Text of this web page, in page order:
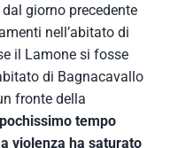
giorno precedente
nell’abitato di
il Lamone si fosse
di Bagnacavallo
fronte della
tempo
violenza ha saturato